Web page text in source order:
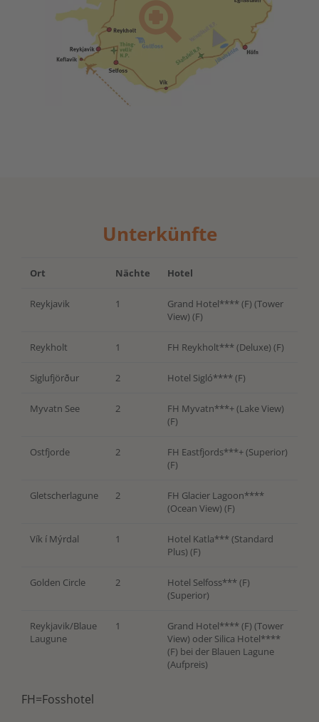
Unterkünfte
Ort Nächte Hotel
Reykjavik 1
Grand Hotel**** (F) (Tower
View) (F)
Reykholt 1 FH Reykholt*** (Deluxe) (F)
Siglufjörður 2 Hotel Sigló**** (F)
Myvatn See 2
FH Myvatn***+ (Lake View)
(F)
Ostfjorde 2
FH Eastfjords***+ (Superior)
(F)
Gletscherlagune 2
FH Glacier Lagoon****
(Ocean View) (F)
Vík í Mýrdal 1
Hotel Katla*** (Standard
Plus) (F)
Golden Circle 2
Hotel Selfoss*** (F)
(Superior)
Reykjavik/Blaue
Laugune
1
Grand Hotel**** (F) (Tower
View) oder Silica Hotel****
(F) bei der Blauen Lagune
(Aufpreis)
FH=Fosshotel